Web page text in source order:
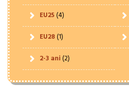
EU25(4)
EU28(1)
2-3 ani(2)